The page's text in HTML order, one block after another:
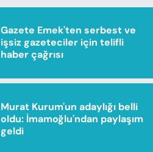
Gazete Emek'ten serbest ve
işsiz gazeteciler için telifli
haber çağrısı
Murat Kurum'un adaylığı belli
oldu: İmamoğlu'ndan paylaşım
geldi